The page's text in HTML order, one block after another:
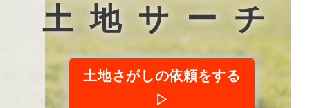
土地サーチ
土地さがしの依頼をする
▷